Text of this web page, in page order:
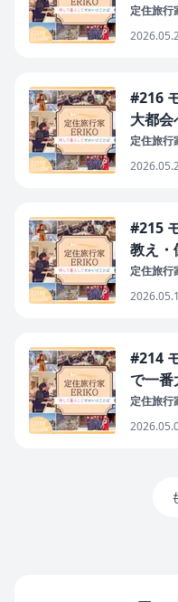
定住旅
#216
大都会
定住旅
#215
教え・
こと〜
定住旅
#214
で一番
定住旅